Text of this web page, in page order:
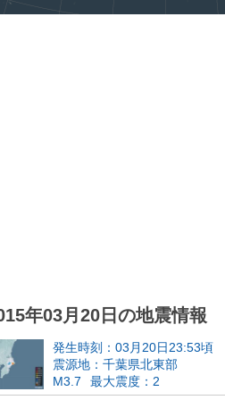
年03月20日の地震情報
発生時刻：03月20日23:53頃
震源地：千葉県北東部
M3.7
最大震度：2